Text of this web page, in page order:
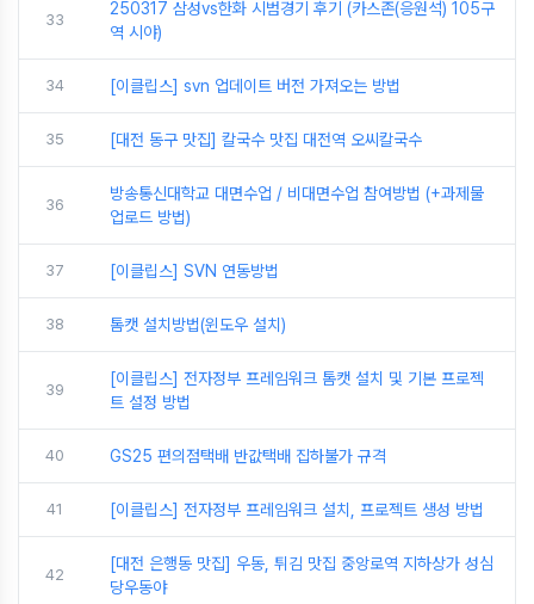
33
250317 삼성vs한화 시범경기 후기 (카스존(응원석) 105구
역 시야)
34 [이클립스] svn 업데이트 버전 가져오는 방법
35 [대전 동구 맛집] 칼국수 맛집 대전역 오씨칼국수
36
방송통신대학교 대면수업 / 비대면수업 참여방법 (+과제물
업로드 방법)
37 [이클립스] SVN 연동방법
38 톰캣 설치방법(윈도우 설치)
39
[이클립스] 전자정부 프레임워크 톰캣 설치 및 기본 프로젝
트 설정 방법
40 GS25 편의점택배 반값택배 집하불가 규격
41 [이클립스] 전자정부 프레임워크 설치, 프로젝트 생성 방법
42
[대전 은행동 맛집] 우동, 튀김 맛집 중앙로역 지하상가 성심
당우동야